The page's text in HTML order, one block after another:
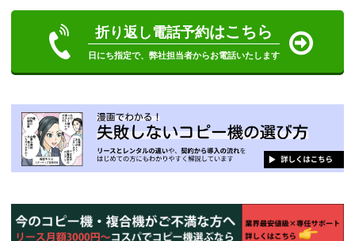
折り返し電話予約はこちら
日にち指定で、弊社担当者からお電話いたします